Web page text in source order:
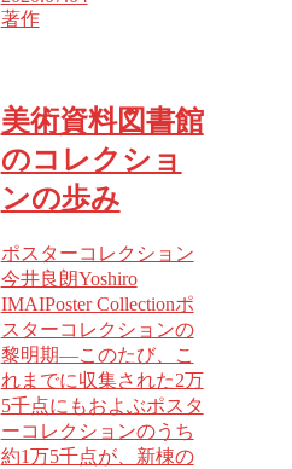
著作
美術資料図書館
のコレクショ
ンの歩み
ポスターコレクション
今井良朗Yoshiro
IMAIPoster Collectionポ
スターコレクションの
黎明期―このたび、こ
れまでに収集された2万
5千点にもおよぶポスタ
ーコレクションのうち
約1万5千点が、新棟の